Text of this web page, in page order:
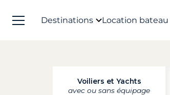
Destinations Location bateau
Voiliers et Yachts
avec ou sans équipage